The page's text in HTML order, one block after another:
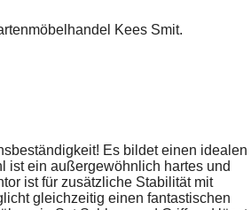
Kees Smit.
Es bildet einen idealen
ist ein außergewöhnlich hartes und
ist für zusätzliche Stabilität mit
gleichzeitig einen fantastischen